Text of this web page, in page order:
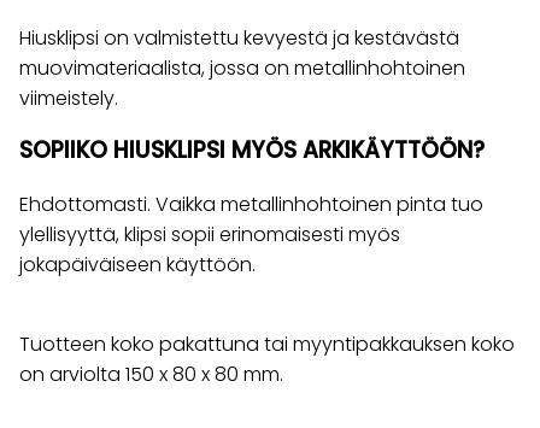
Hiusklipsi on valmistettu kevyestä ja kestävästä
muovimateriaalista, jossa on metallinhohtoinen
viimeistely.
SOPIIKO HIUSKLIPSI MYÖS ARKIKÄYTTÖÖN?
Ehdottomasti. Vaikka metallinhohtoinen pinta tuo
ylellisyyttä, klipsi sopii erinomaisesti myös
jokapäiväiseen käyttöön.
Tuotteen koko pakattuna tai myyntipakkauksen koko
on arviolta 150 x 80 x 80 mm.